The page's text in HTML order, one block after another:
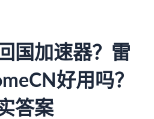
国加速器？雷
好用吗？
答案